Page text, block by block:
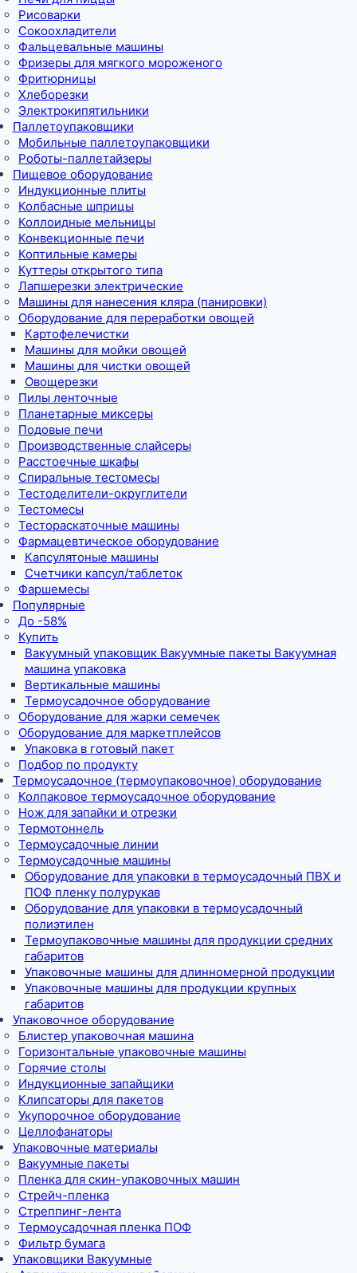
Рисоварки
Сокоохладители
Фальцевальные машины
Фризеры для мягкого мороженого
Фритюрницы
Хлеборезки
Электрокипятильники
Паллетоупаковщики
Мобильные паллетоупаковщики
Роботы-паллетайзеры
Пищевое оборудование
Индукционные плиты
Колбасные шприцы
Коллоидные мельницы
Конвекционные печи
Коптильные камеры
Куттеры открытого типа
Лапшерезки электрические
Машины для нанесения кляра (панировки)
Оборудование для переработки овощей
Картофелечистки
Машины для мойки овощей
Машины для чистки овощей
Овощерезки
Пилы ленточные
Планетарные миксеры
Подовые печи
Производственные слайсеры
Расстоечные шкафы
Спиральные тестомесы
Тестоделители-округлители
Тестомесы
Тестораскаточные машины
Фармацевтическое оборудование
Капсулятоные машины
Счетчики капсул/таблеток
Фаршемесы
Популярные
До -58%
Купить
Вакуумный упаковщик Вакуумные пакеты Вакуумная
машина упаковка
Вертикальные машины
Термоусадочное оборудование
Оборудование для жарки семечек
Оборудование для маркетплейсов
Упаковка в готовый пакет
Подбор по продукту
Термоусадочное (термоупаковочное) оборудование
Колпаковое термоусадочное оборудование
Нож для запайки и отрезки
Термотоннель
Термоусадочные линии
Термоусадочные машины
Оборудование для упаковки в термоусадочный ПВХ и
ПОФ пленку полурукав
Оборудование для упаковки в термоусадочный
полиэтилен
Термоупаковочные машины для продукции средних
габаритов
Упаковочные машины для длинномерной продукции
Упаковочные машины для продукции крупных
габаритов
Упаковочное оборудование
Блистер упаковочная машина
Горизонтальные упаковочные машины
Горячие столы
Индукционные запайщики
Клипсаторы для пакетов
Укупорочное оборудование
Целлофанаторы
Упаковочные материалы
Вакуумные пакеты
Пленка для скин-упаковочных машин
Стрейч-пленка
Стреппинг-лента
Термоусадочная пленка ПОФ
Фильтр бумага
Упаковщики Вакуумные